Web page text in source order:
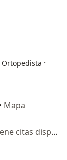
·
• Mapa
Ningún profesional de este centro tiene citas disponibles